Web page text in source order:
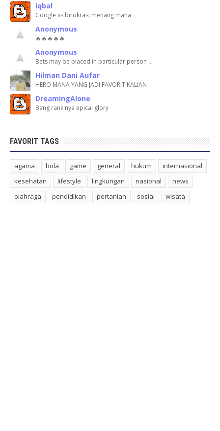
iqbal
Google vs birokrasi menang mana
Anonymous
🔥🔥🔥🔥🔥
Anonymous
Bets may be placed in particular person …
Hilman Dani Aufar
HERO MANA YANG JADI FAVORIT KALIAN
DreamingAlone
Bang rank nya epical glory
FAVORIT TAGS
agama bola game general hukum
internasional
kesehatan
lifestyle lingkungan nasional
news
olahraga
pendidikan pertanian sosial wisata